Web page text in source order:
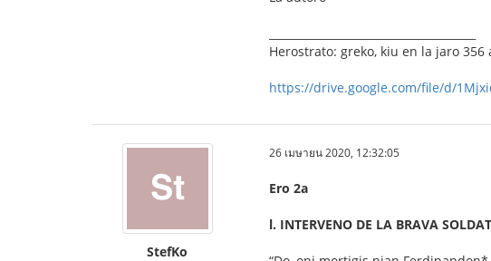
Herostrato: greko, kiu en la jaro
https://drive.google.com/file/d/
StefKo
26 เมษายน 2020, 12:32:05
Ero 2a
l. INTERVENO DE LA BRAVA